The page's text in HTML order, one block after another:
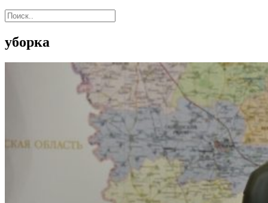
уборка